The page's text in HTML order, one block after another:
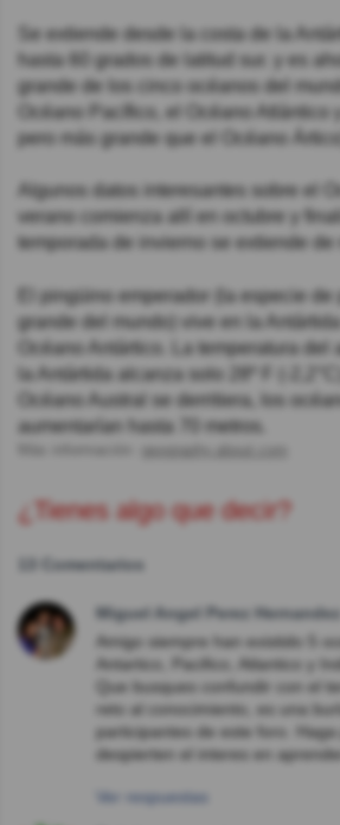
Se extiende desde la costa de la
hasta 60 grados de latitud sur. y es
grande de los cinco océanos del
Océano Pacífico, el Océano Atlántico
pero más grande que el Océano
Algunos datos interesantes sobre el
verano comienza allí en octubre y
temporada de invierno se extiende de
El pingüino emperador (la especie
grande del mundo) vive en la
Océano Antártico. La temperatura
la Antártida alcanza solo 28º F (-
Océano Austral se derritiera, los
aumentarían hasta 70 metros.
geography.about.com
¿Tienes algo que decir?
13 Comentarios
Miguel Angel Perez Hernandez
Amigo siempre han existido 5
Antartico, Pacifico, Atlantico y
Que busques confundir con el
reto al conocimiento, es una
participantes de este foro.
despierten el interes en aprender.
Ver respuestas